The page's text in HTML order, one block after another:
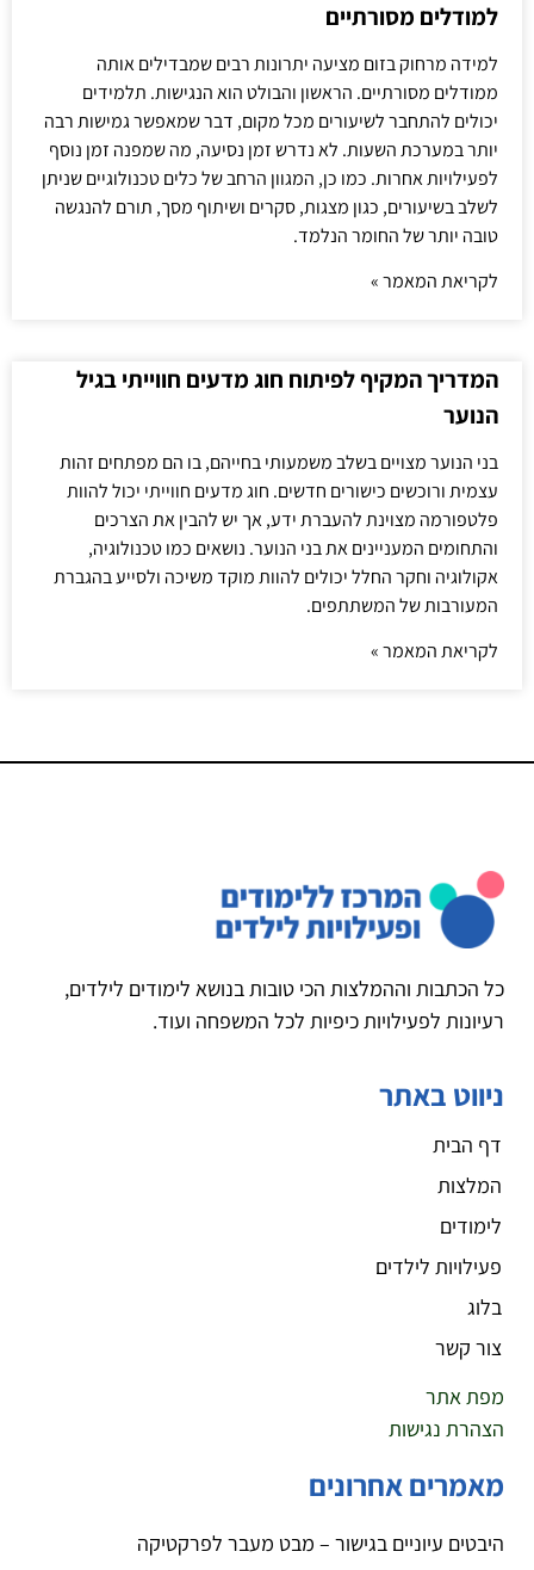
למודלים מסורתיים
למידה מרחוק בזום מציעה יתרונות רבים שמבדילים אותה
ממודלים מסורתיים. הראשון והבולט הוא הנגישות. תלמידים
יכולים להתחבר לשיעורים מכל מקום, דבר שמאפשר גמישות רבה
יותר במערכת השעות. לא נדרש זמן נסיעה, מה שמפנה זמן נוסף
לפעילויות אחרות. כמו כן, המגוון הרחב של כלים טכנולוגיים שניתן
לשלב בשיעורים, כגון מצגות, סקרים ושיתוף מסך, תורם להנגשה
טובה יותר של החומר הנלמד.
לקריאת המאמר »
המדריך המקיף לפיתוח חוג מדעים חווייתי בגיל
הנוער
בני הנוער מצויים בשלב משמעותי בחייהם, בו הם מפתחים זהות
עצמית ורוכשים כישורים חדשים. חוג מדעים חווייתי יכול להוות
פלטפורמה מצוינת להעברת ידע, אך יש להבין את הצרכים
והתחומים המעניינים את בני הנוער. נושאים כמו טכנולוגיה,
אקולוגיה וחקר החלל יכולים להוות מוקד משיכה ולסייע בהגברת
המעורבות של המשתתפים.
לקריאת המאמר »
כל הכתבות וההמלצות הכי טובות בנושא לימודים לילדים,
רעיונות לפעילויות כיפיות לכל המשפחה ועוד.
ניווט באתר
דף הבית
המלצות
לימודים
פעילויות לילדים
בלוג
צור קשר
מפת אתר
הצהרת נגישות
מאמרים אחרונים
היבטים עיוניים בגישור – מבט מעבר לפרקטיקה